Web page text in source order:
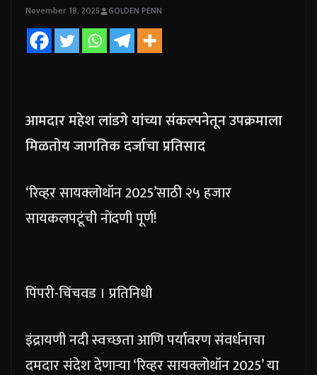
November 18, 2025 GOLDEN PENN
आमदार महेश लांडगे यांच्या संकल्पनेतून उपक्रमाला
मिळतोय जागतिक दर्जाचा प्रतिसाद
‘रिव्हर सायक्लोथॉन 2025’साठी २५ हजार
सायकलपटूंची नोंदणी पूर्ण!
पिंपरी-चिंचवड । प्रतिनिधी
इंद्रायणी नदी स्वच्छता आणि पर्यावरण संवर्धनाचा
दमदार संदेश देणाऱ्या ‘रिव्हर सायक्लोथॉन 2025’ या